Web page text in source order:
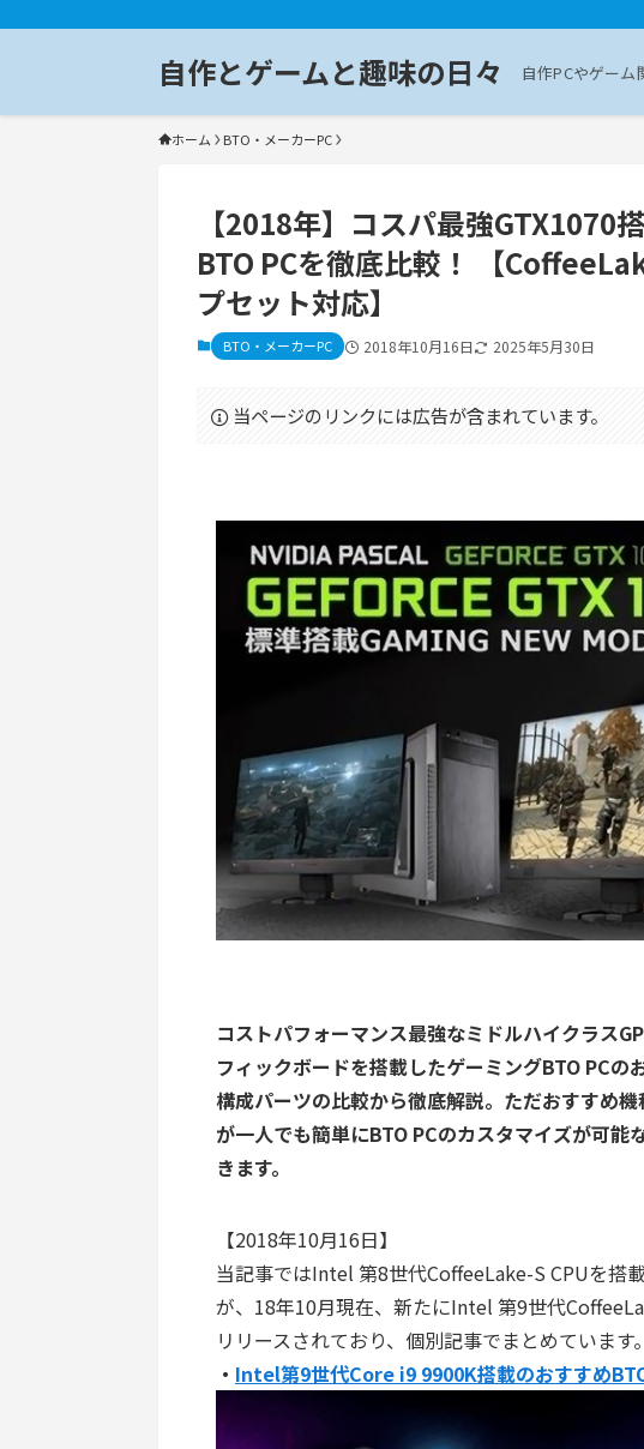
自作とゲームと趣味の日々 自作PCやゲーム
ホーム BTO・メーカーPC
【2018年】コスパ最強GTX1070
BTO PCを徹底比較！ 【
プセット対応】
BTO・メーカーPC 2018年10月16日 2025年5月30日
当ページのリンクには広告が含まれています。
コストパフォーマンス最強なミドルハイクラス
フィックボードを搭載したゲーミングBTO PC
構成パーツの比較から徹底解説。ただおすすめ
が一人でも簡単にBTO PCのカスタマイズが可能
きます。
【2018年10月16日】
当記事ではIntel 第8世代CoffeeLake-S CPUを搭
が、18年10月現在、新たにIntel 第9世代
リリースされており、個別記事でまとめています。
・ Intel第9世代Core i9 9900K搭載のおすすめ